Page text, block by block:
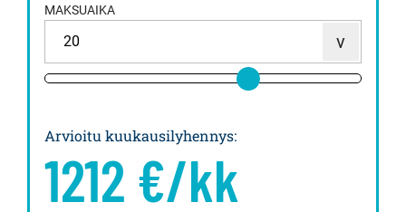
MAKSUAIKA
Arvioitu kuukausilyhennys:
1212 €/kk